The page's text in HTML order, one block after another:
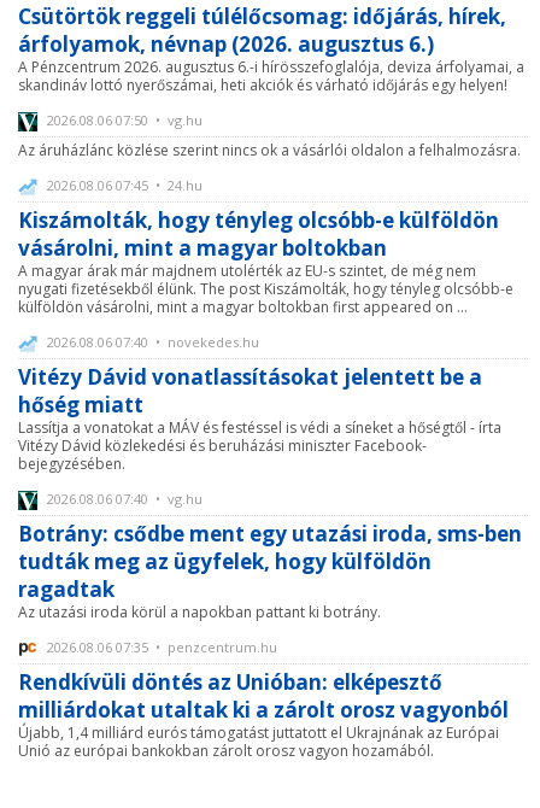
Csütörtök reggeli túlélőcsomag: időjárás, hírek,
árfolyamok, névnap (2026. augusztus 6.)
A Pénzcentrum 2026. augusztus 6.-i hírösszefoglalója, deviza árfolyamai, a
skandináv lottó nyerőszámai, heti akciók és várható időjárás egy helyen!
2026.08.06 07:50 • vg.hu
Az áruházlánc közlése szerint nincs ok a vásárlói oldalon a felhalmozásra.
2026.08.06 07:45 • 24.hu
Kiszámolták, hogy tényleg olcsóbb-e külföldön
vásárolni, mint a magyar boltokban
A magyar árak már majdnem utolérték az EU-s szintet, de még nem
nyugati fizetésekből élünk. The post Kiszámolták, hogy tényleg olcsóbb-e
külföldön vásárolni, mint a magyar boltokban first appeared on ...
2026.08.06 07:40 • novekedes.hu
Vitézy Dávid vonatlassításokat jelentett be a
hőség miatt
Lassítja a vonatokat a MÁV és festéssel is védi a síneket a hőségtől - írta
Vitézy Dávid közlekedési és beruházási miniszter Facebook-
bejegyzésében.
2026.08.06 07:40 • vg.hu
Botrány: csődbe ment egy utazási iroda, sms-ben
tudták meg az ügyfelek, hogy külföldön
ragadtak
Az utazási iroda körül a napokban pattant ki botrány.
2026.08.06 07:35 • penzcentrum.hu
Rendkívüli döntés az Unióban: elképesztő
milliárdokat utaltak ki a zárolt orosz vagyonból
Újabb, 1,4 milliárd eurós támogatást juttatott el Ukrajnának az Európai
Unió az európai bankokban zárolt orosz vagyon hozamából.